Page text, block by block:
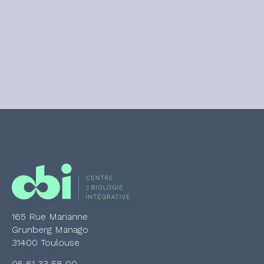
165 Rue Marianne
Grunberg Manago
31400 Toulouse